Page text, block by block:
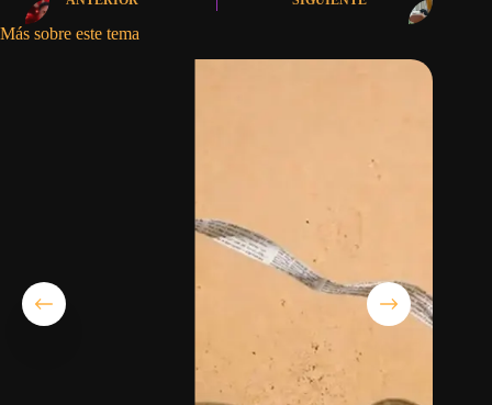
Más sobre este tema